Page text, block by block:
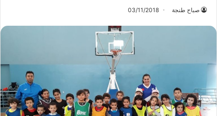
صباح طنجة 03/11/2018